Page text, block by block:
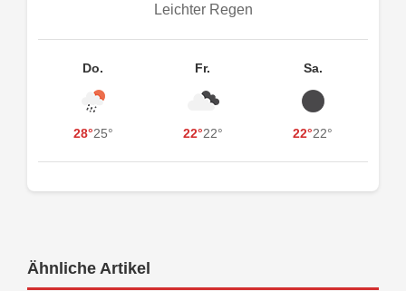
Leichter Regen
Do.
28°25°
Fr.
22°22°
Sa.
22°22°
Ähnliche Artikel